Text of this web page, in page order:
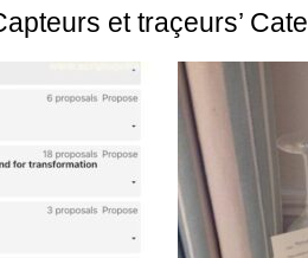
et traçeurs’